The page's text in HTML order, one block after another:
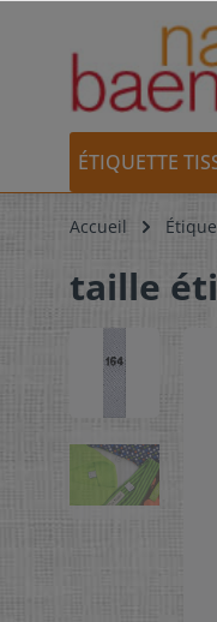
ÉTIQUETTE
Accueil
taille